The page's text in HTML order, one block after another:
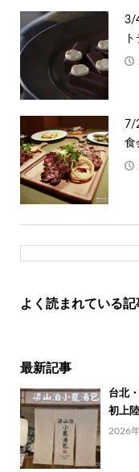
3/
7/
食
よく読まれている記
最新記事
台北
初上
2026